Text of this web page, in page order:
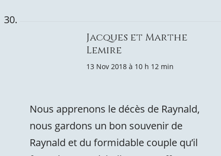
Jacques et Marthe
Lemire
13 Nov 2018 à 10 h 12 min
Nous apprenons le décès de Raynald,
nous gardons un bon souvenir de
Raynald et du formidable couple qu’il